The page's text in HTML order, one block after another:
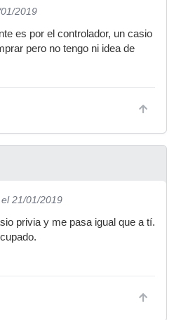
2019
es por el controlador, un casio
pero no tengo ni idea de
el 21/01/2019
privia y me pasa igual que a tí.